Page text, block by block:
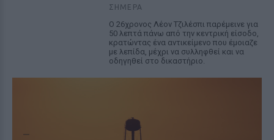
ΣΉΜΕΡΑ
Ο 26χρονος Λέον Τζιλέσπι παρέμεινε για
50 λεπτά πάνω από την κεντρική είσοδο,
κρατώντας ένα αντικείμενο που έμοιαζε
με λεπίδα, μέχρι να συλληφθεί και να
οδηγηθεί στο δικαστήριο.